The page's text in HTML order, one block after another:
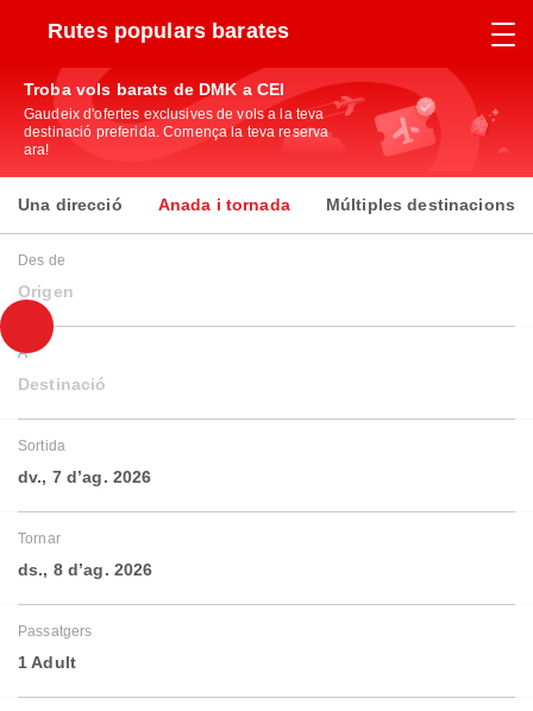
Rutes populars barates
Troba vols barats de DMK a CEI
Gaudeix d'ofertes exclusives de vols a la teva
destinació preferida. Comença la teva reserva
ara!
Una direcció Anada i tornada Múltiples destinacions
Des de
Origen
A
Destinació
Sortida
dv., 7 d’ag. 2026
Tornar
ds., 8 d’ag. 2026
Passatgers
1 Adult